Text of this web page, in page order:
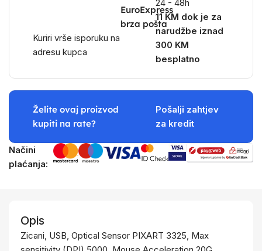
EuroExpress
brza pošta
Kuriri vrše isporuku na
adresu kupca
24 - 48h
11 KM dok je za
narudžbe iznad
300 KM
besplatno
Želite ovaj proizvod
kupiti na rate?
Pošalji zahtjev
za kredit
Načini
plaćanja:
Opis
Zicani, USB, Optical Sensor PIXART 3325, Max